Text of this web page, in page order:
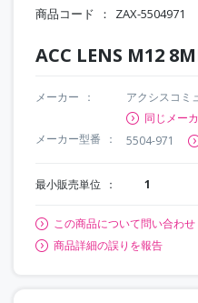
商品コード ZAX-5504971
ACC LENS M12
メーカー
アクシスコミ
同じメー
メーカー型番
5504-971
最小販売単位 1
この商品について問い合わせ
商品詳細の誤りを報告